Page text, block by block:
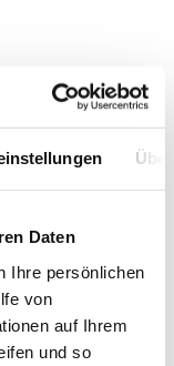
Daten
Ihre persönlichen
von
auf Ihrem
und so